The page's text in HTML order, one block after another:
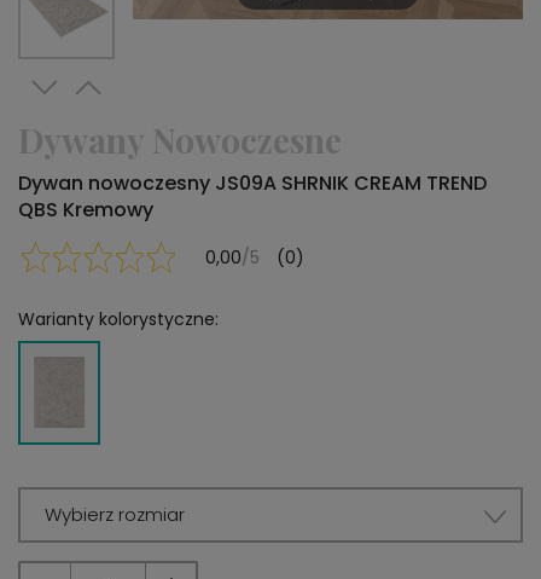
Dywany Nowoczesne
Dywan nowoczesny JS09A SHRNIK CREAM TREND
QBS Kremowy
0,00/5 (0)
Warianty kolorystyczne:
Wybierz rozmiar